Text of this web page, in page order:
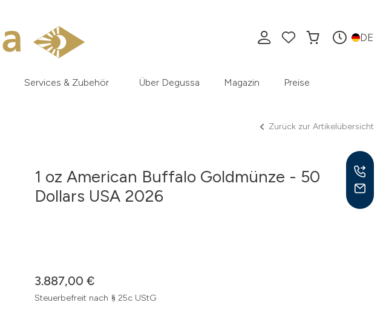
DE
Services & Zubehör Über Degussa Magazin Preise
Zurück zur Artikelübersicht
1 oz American Buffalo Goldmünze - 50
Dollars USA 2026
3.887,00 €
Steuerbefreit nach § 25c UStG